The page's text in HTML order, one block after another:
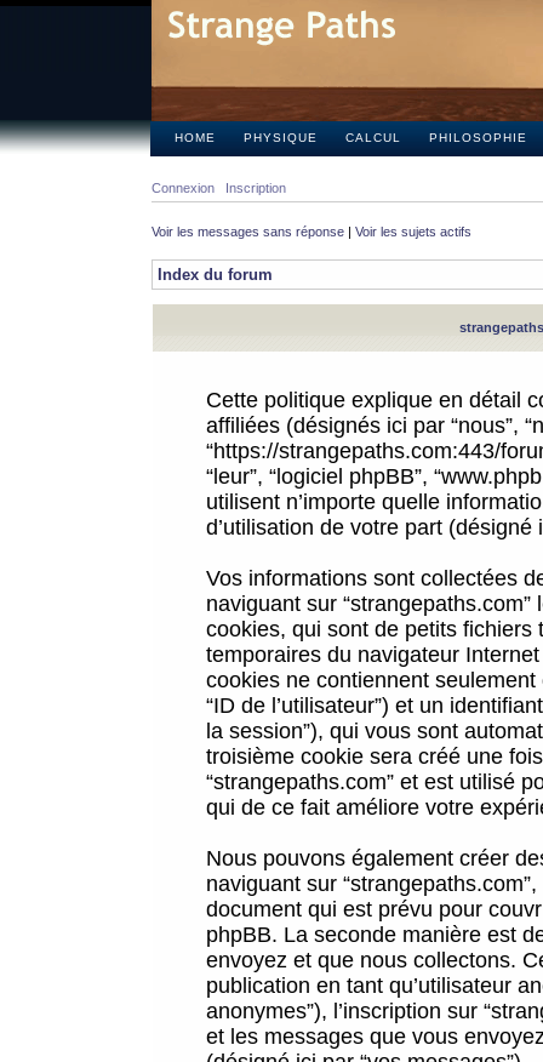
HOME PHYSIQUE CALCUL PHILOSOPHIE
Connexion Inscription
Voir les messages sans réponse | Voir les sujets actifs
Index du forum
Cette politique explique en détail
affiliées (désignés ici par “nous”,
“https://strangepaths.com:443/
“leur”, “logiciel phpBB”,
utilisent n’importe quelle
d’utilisation de votre part (désigné
Vos informations sont collectées
naviguant sur
cookies, qui sont de petits
temporaires du navigateur
cookies ne contiennent
“ID de l’utilisateur”) et un
la session”), qui vous sont
troisième cookie sera créé une
“strangepaths.com” et est utilisé
qui de ce fait améliore votre
Nous pouvons également créer
naviguant sur
document qui est prévu pour
phpBB. La seconde manière est
envoyez et que nous collectons.
publication en tant qu’utilisateur
anonymes”), l’inscription sur
et les messages que vous